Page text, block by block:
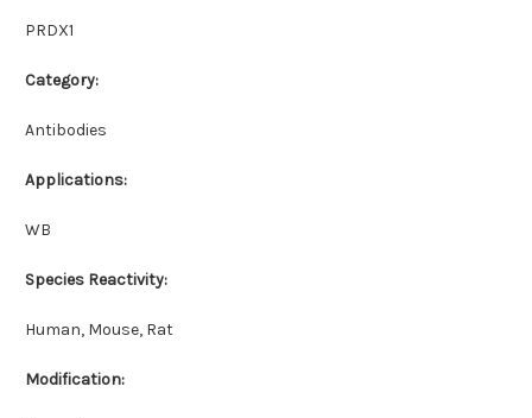
PRDX1
Category:
Antibodies
Applications:
WB
Species Reactivity:
Human, Mouse, Rat
Modification: